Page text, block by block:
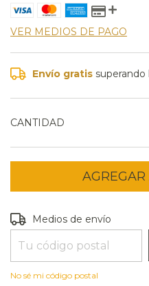
VER MEDIOS DE PAGO
Envío gratis
CANTIDAD
Entregas para el CP:
Medios de envío
No sé mi código postal